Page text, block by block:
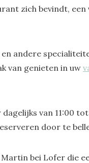
zich bevindt, een
andere
van genieten in uw
van 11:00
door te
bei Lofer die